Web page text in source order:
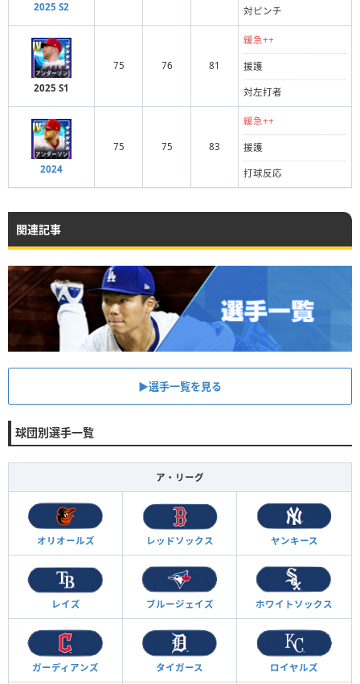
2025 S2 対ピンチ
2025 S1
75 76 81
緩急++
援護
対左打者
2024
75 75 83
緩急++
援護
打球反応
関連記事
▶︎選手一覧を見る
球団別選手一覧
ア・リーグ
オリオールズ レッドソックス ヤンキース
レイズ ブルージェイズ ホワイトソックス
ガーディアンズ タイガース ロイヤルズ